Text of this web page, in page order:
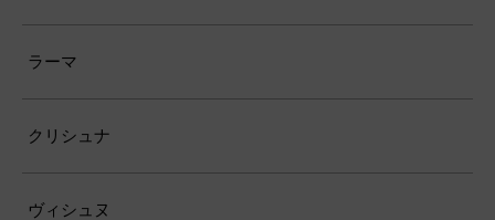
ラーマ
クリシュナ
ヴィシュヌ